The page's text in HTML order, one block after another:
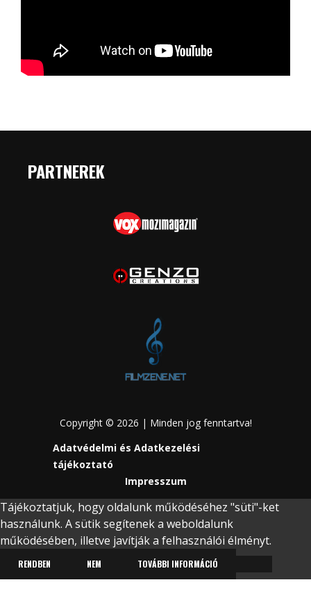
PARTNEREK
Copyright © 2026 | Minden jog fenntartva!
Adatvédelmi és Adatkezelési
tájékoztató
Impresszum
Tájékoztatjuk, hogy oldalunk működéséhez "süti"-ket
használunk. A sütik segítenek a weboldalunk
működésében, illetve javítják a felhasználói élményt.
RENDBEN NEM TOVÁBBI INFORMÁCIÓ